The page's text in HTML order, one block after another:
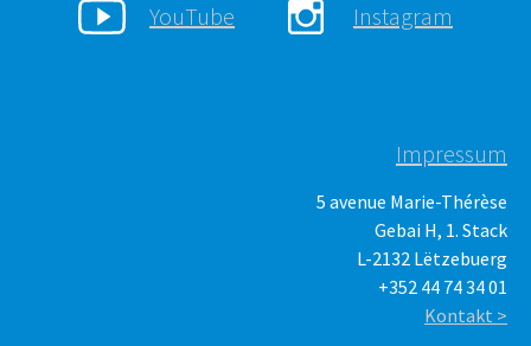
YouTube Instagram
Impressum
5 avenue Marie-Thérèse
Gebai H, 1. Stack
L-2132 Lëtzebuerg
+352 44 74 34 01
Kontakt >